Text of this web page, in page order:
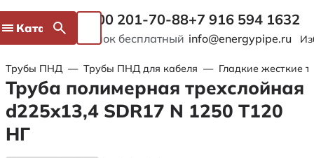
Каталог 8 800 201-70-88
Звонок бесплатный
+7 916 594 1632
info@energypipe.ru
Трубы ПНД — Трубы ПНД для кабеля — Гладкие жесткие
Труба полимерная трехслойная
d225x13,4 SDR17 N 1250 Т120
НГ